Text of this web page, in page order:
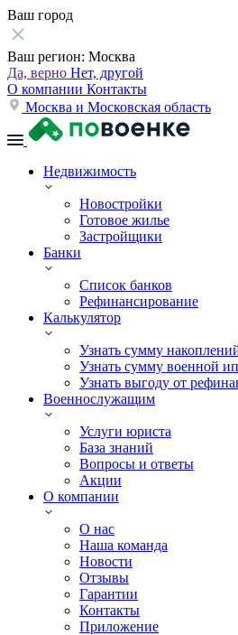
Ваш город
Ваш регион: Москва
Да, верно Нет, другой
О компании Контакты
Москва и Московская область
Недвижимость
Новостройки
Готовое жилье
Застройщики
Банки
Список банков
Рефинансирование
Калькулятор
Узнать сумму
Узнать сумму военной
Узнать выгоду от
Военнослужащим
Услуги юриста
База знаний
Вопросы и ответы
Акции
О компании
О нас
Наша команда
Новости
Отзывы
Гарантии
Контакты
Приложение